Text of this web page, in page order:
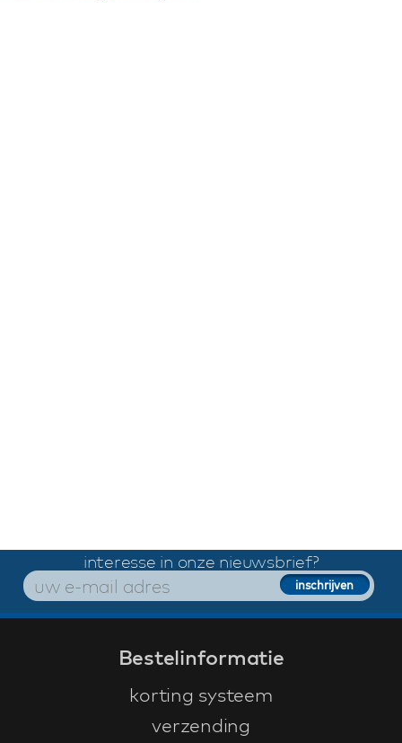
interesse in onze nieuwsbrief?
Bestelinformatie
korting systeem
verzending